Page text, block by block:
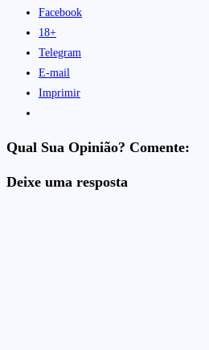
Facebook
18+
Telegram
E-mail
Imprimir
Qual Sua Opinião? Comente:
Deixe uma resposta